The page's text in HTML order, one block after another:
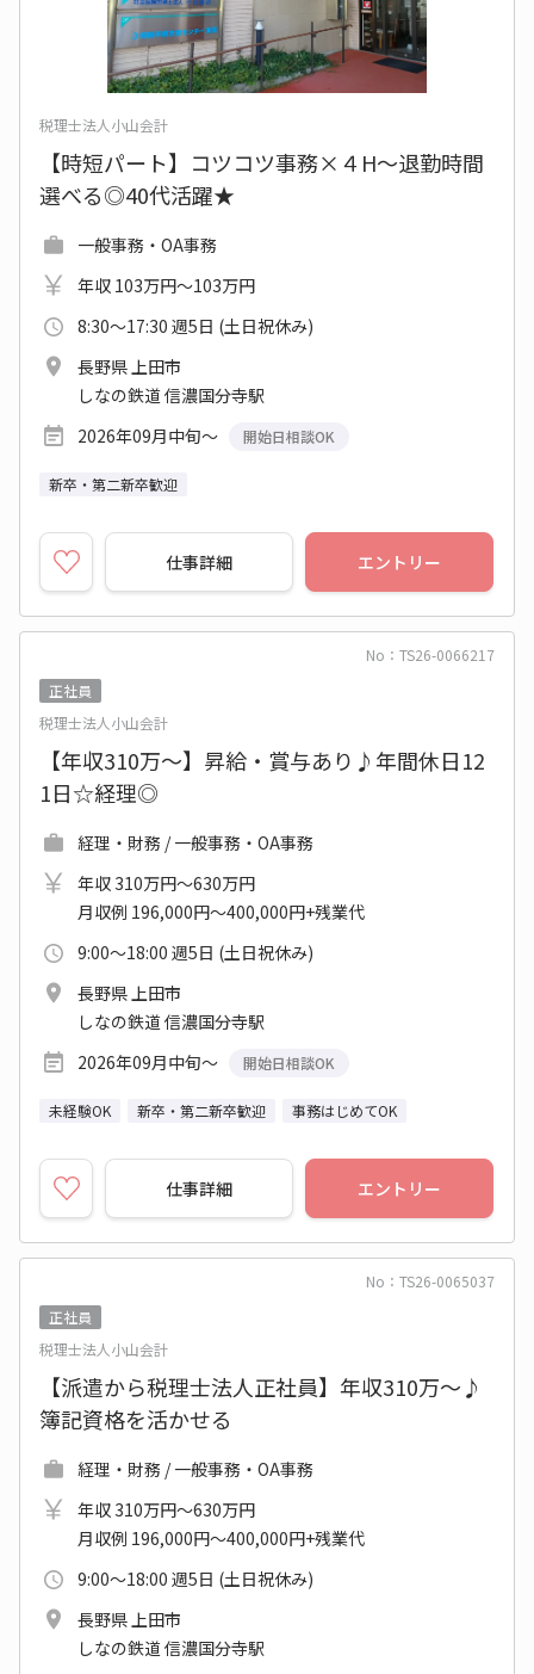
税理士法人小山会計
【時短パート】コツコツ事務×４H～退勤時間
選べる◎40代活躍★
一般事務・OA事務
年収 103万円～103万円
8:30～17:30 週5日 (土日祝休み)
長野県 上田市
しなの鉄道 信濃国分寺駅
2026年09月中旬～
開始日相談OK
新卒・第二新卒歓迎
仕事詳細 エントリー
No：TS26-0066217
正社員
税理士法人小山会計
【年収310万～】昇給・賞与あり♪年間休日12
1日☆経理◎
経理・財務 / 一般事務・OA事務
年収 310万円～630万円
月収例 196,000円～400,000円+残業代
9:00～18:00 週5日 (土日祝休み)
長野県 上田市
しなの鉄道 信濃国分寺駅
2026年09月中旬～
開始日相談OK
未経験OK 新卒・第二新卒歓迎 事務はじめてOK
仕事詳細 エントリー
No：TS26-0065037
正社員
税理士法人小山会計
【派遣から税理士法人正社員】年収310万～♪
簿記資格を活かせる
経理・財務 / 一般事務・OA事務
年収 310万円～630万円
月収例 196,000円～400,000円+残業代
9:00～18:00 週5日 (土日祝休み)
長野県 上田市
しなの鉄道 信濃国分寺駅